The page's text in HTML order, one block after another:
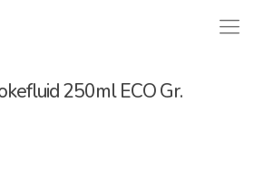
250ml ECO Gr.